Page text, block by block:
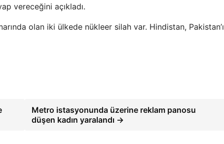
vereceğini açıkladı.
olan iki ülkede nükleer silah var. Hindistan, Pakistan’ı
Metro istasyonunda üzerine reklam panosu
düşen kadın yaralandı →